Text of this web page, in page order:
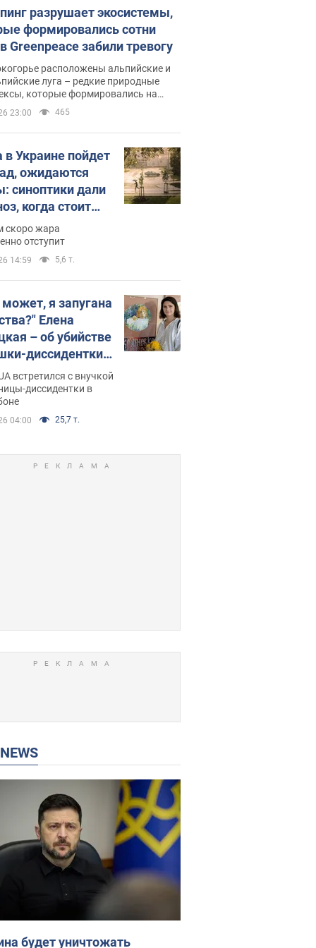
разрушает экосистемы,
формировались сотни
Greenpeace забили тревогу
расположены альпийские и
луга – редкие природные
которые формировались на
сотен лет
23:00 465
Украине пойдет
ожидаются
синоптики дали
когда стоит
изменения
скоро жара
отступит
14:59 5,6 т.
я запугана
Елена
– об убийстве
диссидентки
критике
и бегстве в
с пятью
встретился с внучкой
диссидентки в
04:00 25,7 т.
NEWS
будет уничтожать